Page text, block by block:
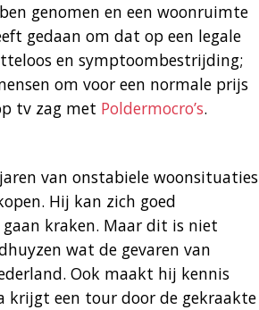
genomen en een woonruimte
gedaan om dat op een legale
en symptoombestrijding;
om voor een normale prijs
tv zag met Poldermocro’s.
van onstabiele woonsituaties
Hij kan zich goed
kraken. Maar dit is niet
wat de gevaren van
Ook maakt hij kennis
krijgt een tour door de gekraakte